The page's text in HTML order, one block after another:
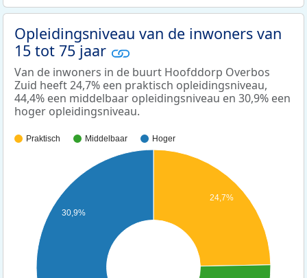
Opleidingsniveau van de inwoners van
15 tot 75 jaar
Van de inwoners in de buurt Hoofddorp Overbos
Zuid heeft 24,7% een praktisch opleidingsniveau,
44,4% een middelbaar opleidingsniveau en 30,9% een
hoger opleidingsniveau.
Praktisch Middelbaar Hoger
24,7%
30,9%